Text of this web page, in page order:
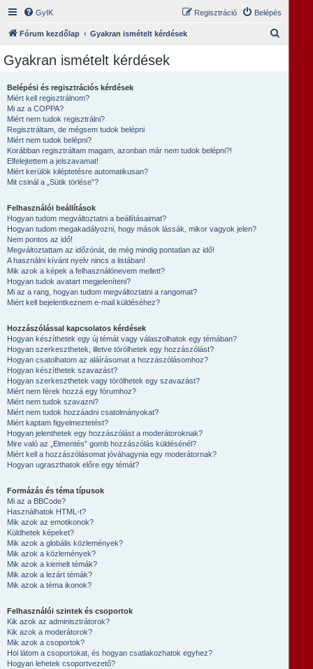
GyIK Belépés
Regisztráció
Fórum kezdőlap Gyakran ismételt kérdések
Gyakran ismételt kérdések
Belépési és regisztrációs kérdések
Miért kell regisztrálnom?
Mi az a COPPA?
Miért nem tudok regisztrálni?
Regisztráltam, de mégsem tudok belépni
Miért nem tudok belépni?
Korábban regisztráltam magam, azonban már nem tudok belépni?!
Elfelejtettem a jelszavamat!
Miért kerülök kiléptetésre automatikusan?
Mit csinál a „Sütik törlése”?
Felhasználói beállítások
Hogyan tudom megváltoztatni a beállításaimat?
Hogyan tudom megakadályozni, hogy mások lássák, mikor vagyok jelen?
Nem pontos az idő!
Megváltoztattam az időzónát, de még mindig pontatlan az idő!
A használni kívánt nyelv nincs a listában!
Mik azok a képek a felhasználónevem mellett?
Hogyan tudok avatart megjeleníteni?
Mi az a rang, hogyan tudom megváltoztatni a rangomat?
Miért kell bejelentkeznem e-mail küldéséhez?
Hozzászólással kapcsolatos kérdések
Hogyan készíthetek egy új témát vagy válaszolhatok egy témában?
Hogyan szerkeszthetek, illetve törölhetek egy hozzászólást?
Hogyan csatolhatom az aláírásomat a hozzászólásomhoz?
Hogyan készíthetek szavazást?
Hogyan szerkeszthetek vagy törölhetek egy szavazást?
Miért nem férek hozzá egy fórumhoz?
Miért nem tudok szavazni?
Miért nem tudok hozzáadni csatolmányokat?
Miért kaptam figyelmeztetést?
Hogyan jelenthetek egy hozzászólást a moderátoroknak?
Mire való az „Elmentés” gomb hozzászólás küldésénél?
Miért kell a hozzászólásomat jóváhagynia egy moderátornak?
Hogyan ugraszthatok előre egy témát?
Formázás és téma típusok
Mi az a BBCode?
Használhatok HTML-t?
Mik azok az emotikonok?
Küldhetek képeket?
Mik azok a globális közlemények?
Mik azok a közlemények?
Mik azok a kiemelt témák?
Mik azok a lezárt témák?
Mik azok a téma ikonok?
Felhasználói szintek és csoportok
Kik azok az adminisztrátorok?
Kik azok a moderátorok?
Mik azok a csoportok?
Hol látom a csoportokat, és hogyan csatlakozhatok egyhez?
Hogyan lehetek csoportvezető?